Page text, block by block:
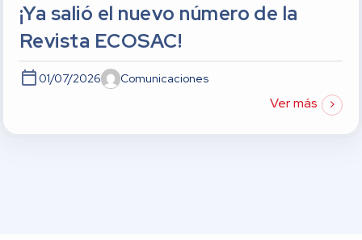
¡Ya salió el nuevo número de la
Revista ECOSAC!
01/07/2026 Comunicaciones
Ver más